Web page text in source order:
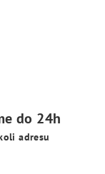
do 24h
adresu